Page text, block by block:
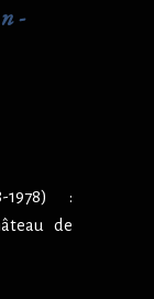
1978) :
de